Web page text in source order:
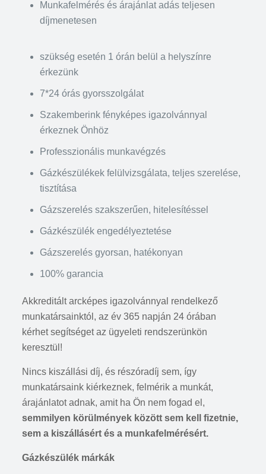
Munkafelmérés és árajánlat adás teljesen
díjmenetesen
szükség esetén 1 órán belül a helyszínre
érkezünk
7*24 órás gyorsszolgálat
Szakemberink fényképes igazolvánnyal
érkeznek Önhöz
Professzionális munkavégzés
Gázkészülékek felülvizsgálata, teljes szerelése,
tisztítása
Gázszerelés szakszerűen, hitelesítéssel
Gázkészülék engedélyeztetése
Gázszerelés gyorsan, hatékonyan
100% garancia
Akkreditált arcképes igazolvánnyal rendelkező
munkatársainktól, az év 365 napján 24 órában
kérhet segítséget az ügyeleti rendszerünkön
keresztül!
Nincs kiszállási díj, és részóradíj sem, így
munkatársaink kiérkeznek, felmérik a munkát,
árajánlatot adnak, amit ha Ön nem fogad el,
semmilyen körülmények között sem kell fizetnie,
sem a kiszállásért és a munkafelmérésért.
Gázkészülék márkák